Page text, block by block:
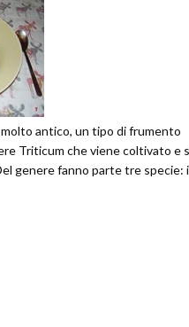
antico, un tipo di frumento
Triticum che viene coltivato e
genere fanno parte tre specie: